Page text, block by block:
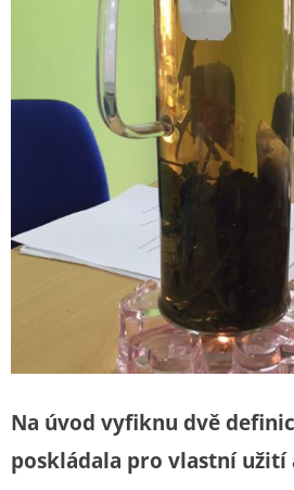
Na úvod vyfiknu dvě
poskládala pro vlastní užití